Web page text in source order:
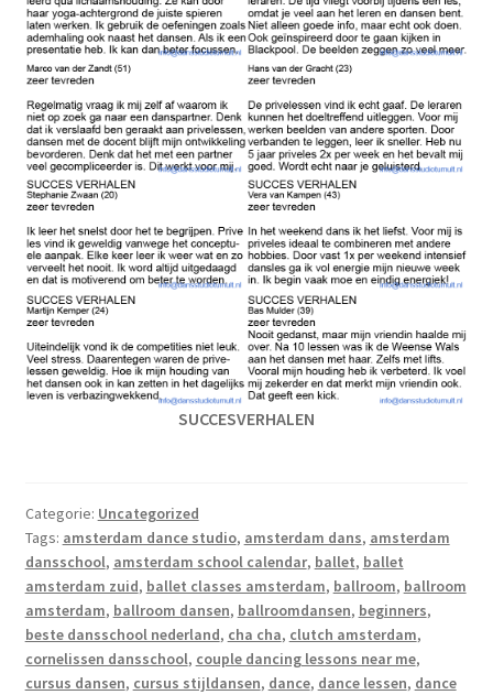
SUCCESVERHALEN
Categorie: Uncategorized
Tags: amsterdam dance studio, amsterdam dans, amsterdam
dansschool, amsterdam school calendar, ballet, ballet
amsterdam zuid, ballet classes amsterdam, ballroom, ballroom
amsterdam, ballroom dansen, ballroomdansen, beginners,
beste dansschool nederland, cha cha, clutch amsterdam,
cornelissen dansschool, couple dancing lessons near me,
cursus dansen, cursus stijldansen, dance, dance lessen, dance